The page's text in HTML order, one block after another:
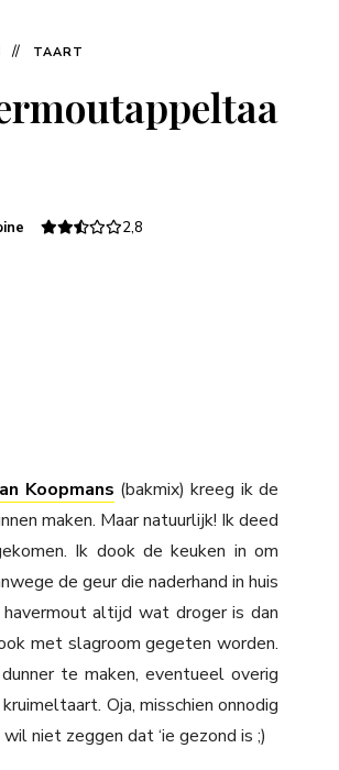
TAART
2,8
Koopmans (bakmix) kreeg ik de
maken. Maar natuurlijk! Ik deed
Ik dook de keuken in om
de geur die naderhand in huis
altijd wat droger is dan
met slagroom gegeten worden.
te maken, eventueel overig
Oja, misschien onnodig
niet zeggen dat ‘ie gezond is ;)